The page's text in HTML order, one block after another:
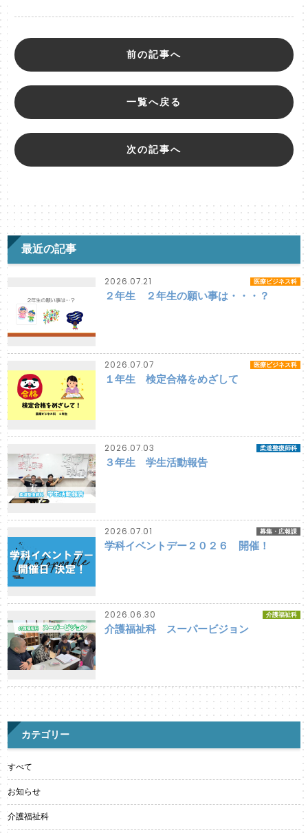
前の記事へ
一覧へ戻る
次の記事へ
最近の記事
2026.07.21 医療ビジネス科
２年生 ２年生の願い事は・・・？
2026.07.07 医療ビジネス科
１年生 検定合格をめざして
2026.07.03 柔道整復師科
３年生 学生活動報告
2026.07.01 募集・広報課
学科イベントデー２０２６ 開催！
2026.06.30 介護福祉科
介護福祉科 スーパービジョン
カテゴリー
すべて
お知らせ
介護福祉科